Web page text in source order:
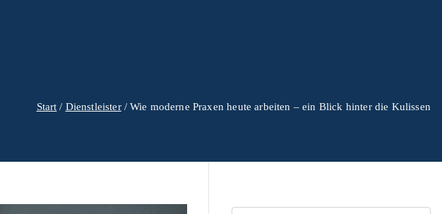
Start Dienstleister Wie moderne Praxen heute arbeiten – ein Blick hinter die Kulissen